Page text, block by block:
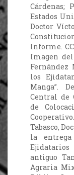
Cárdenas;
Estados
Doctor
Informe.
Imagen
Fernández
los
Manga”.
Central de
de
Tabasco,
la
Ejidatarios
antiguo
Agraria